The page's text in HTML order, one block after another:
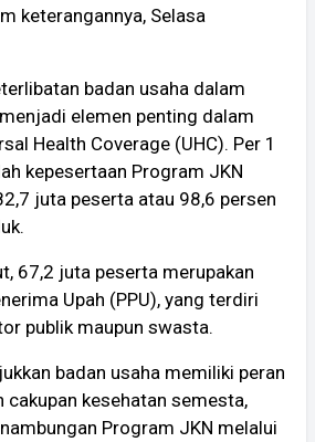
keterangannya, Selasa
badan usaha dalam
elemen penting dalam
Health Coverage (UHC). Per 1
kepesertaan Program JKN
juta peserta atau 98,6 persen
67,2 juta peserta merupakan
Upah (PPU), yang terdiri
publik maupun swasta.
badan usaha memiliki peran
kesehatan semesta,
Program JKN melalui